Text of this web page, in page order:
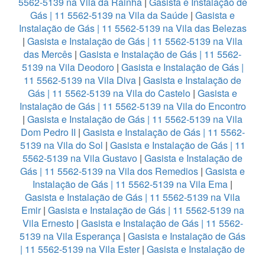
Gás | 11 5562-5139 na Vila da Saúde | Gasista e
Instalação de Gás | 11 5562-5139 na Vila das Belezas
| Gasista e Instalação de Gás | 11 5562-5139 na Vila
das Mercês | Gasista e Instalação de Gás | 11 5562-
5139 na Vila Deodoro| Gasista e Instalação de Gás |
11 5562-5139 na Vila Diva | Gasista e Instalação de
Gás | 11 5562-5139 na Vila do Castelo | Gasista e
Instalação de Gás | 11 5562-5139 na Vila do Encontro
| Gasista e Instalação de Gás | 11 5562-5139 na Vila
Dom Pedro II | Gasista e Instalação de Gás | 11 5562-
5139 na Vila do Sol | Gasista e Instalação de Gás | 11
5562-5139 na Vila Gustavo | Gasista e Instalação de
Gás | 11 5562-5139 na Vila dos Remedios | Gasista e
Instalação de Gás | 11 5562-5139 na Vila Ema |
Gasista e Instalação de Gás | 11 5562-5139 na Vila
Emir| Gasista e Instalação de Gás | 11 5562-5139 na
Vila Ernesto| Gasista e Instalação de Gás | 11 5562-
5139 na Vila Esperança | Gasista e Instalação de Gás
| 11 5562-5139 na Vila Ester| Gasista e Instalação de